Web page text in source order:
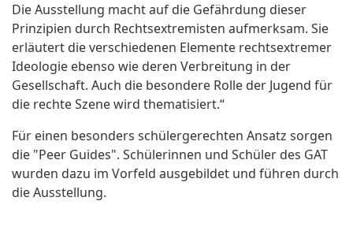
Die Ausstellung macht auf die Gefährdung dieser
Prinzipien durch Rechtsextremisten aufmerksam. Sie
erläutert die verschiedenen Elemente rechtsextremer
Ideologie ebenso wie deren Verbreitung in der
Gesellschaft. Auch die besondere Rolle der Jugend für
die rechte Szene wird thematisiert.“
Für einen besonders schülergerechten Ansatz sorgen
die "Peer Guides". Schülerinnen und Schüler des GAT
wurden dazu im Vorfeld ausgebildet und führen durch
die Ausstellung.